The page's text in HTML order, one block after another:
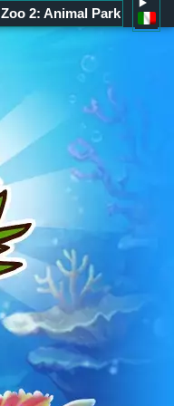
Zoo 2: Animal Park